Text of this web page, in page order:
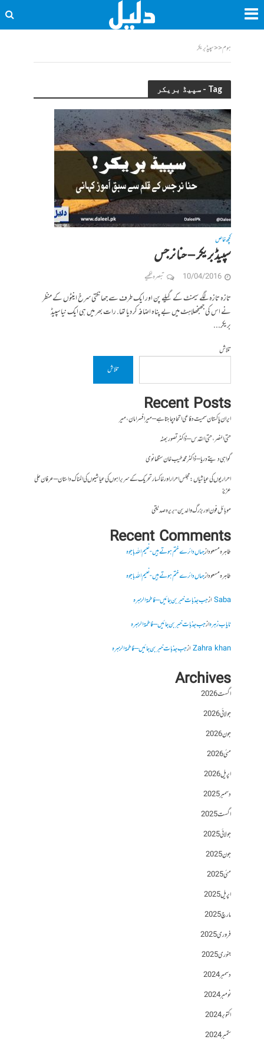
ہوم<<سپیڈ بریکر
Tag - سپیڈ بریکر
کچھ خاص
سپیڈ بریکر – حنا نرجس
10/04/2016 تبصرہ لکھیے
تازہ تازہ لگے سیمنٹ کے گیلے پن اور ایک طرف سے جھانکتی سرخ اینٹوں کے منظر
نے اس کی جھنجھلاہٹ میں بے پناہ اضافہ کر دیا تھا. رات بھر میں ہی ایک نیا سپیڈ
بریکر...
تلاش
تلاش
Recent Posts
ایران پاکستان سمیت دفاعی اتحاد چاہتا ہے – میر افسر امان،میر
حتی النصر ، حتی القدس – ڈاکٹر تصور بھٹہ
گواہی دیتے دریا – ڈاکٹر محمد طیب خان سنگھانوی
احراریوں کی عیاشیاں : مجلس احرار اور خاکسار تحریک کے سربراہوں کی عیاشیوں کی المناک داستان – عرفان علی
عزیز
موبائل فون اور بزرگ والدین- بریرہ صدیقی
Recent Comments
طاہرہ مسعودازجہاں دائرے ختم ہوتے ہیں- نعیم اللہ باجوہ
طاہرہ مسعودازجہاں دائرے ختم ہوتے ہیں- نعیم اللہ باجوہ
Sabaازجب جذبات خبر بن جائیں – فاطمۃالزہرہ
نایاب زہرہازجب جذبات خبر بن جائیں – فاطمۃالزہرہ
Zahra khanازجب جذبات خبر بن جائیں – فاطمۃالزہرہ
Archives
اگست 2026
جولائی 2026
جون 2026
مئی 2026
اپریل 2026
دسمبر 2025
اگست 2025
جولائی 2025
جون 2025
مئی 2025
اپریل 2025
مارچ 2025
فروری 2025
جنوری 2025
دسمبر 2024
نومبر 2024
اکتوبر 2024
ستمبر 2024